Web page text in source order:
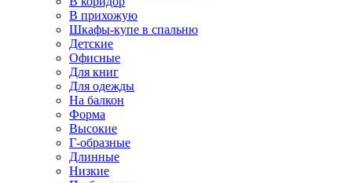
В прихожую
Шкафы-купе в спальню
Детские
Офисные
Для книг
Для одежды
На балкон
Форма
Высокие
Г-образные
Длинные
Низкие